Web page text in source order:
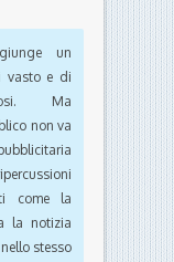
come la
la notizia
stesso
a rimanere
servizio
comunque
chiesto un
lettori, nè